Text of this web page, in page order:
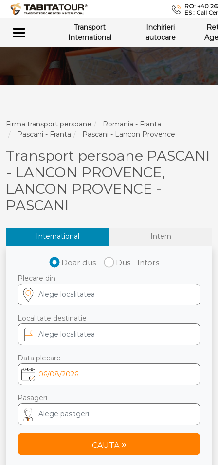
RO: +40
ES : Call
Transport
International
Inchirieri
autocare
Firma transport persoane
Romania - Franta
Pascani - Franta
Pascani - Lancon Provence
Transport persoane PASCANI
- LANCON PROVENCE,
LANCON PROVENCE -
PASCANI
International Intern
Doar dus Dus - Intors
Plecare din
Localitate destinatie
Data plecare
Pasageri
CAUTA